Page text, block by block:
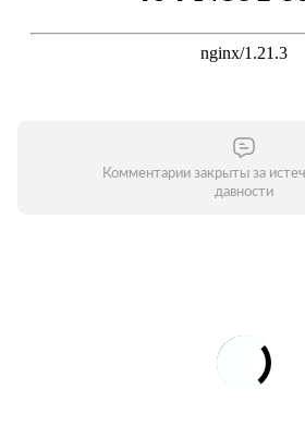
Комментарии закрыты за
давности